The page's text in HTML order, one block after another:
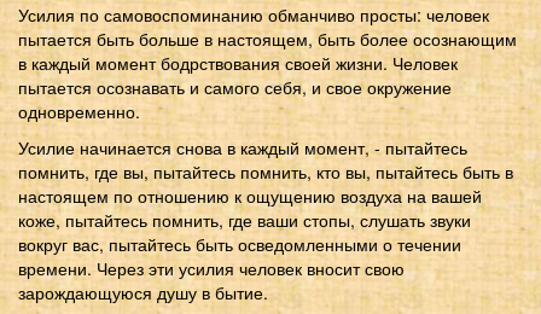
Усилия по самовоспоминанию обманчиво просты: человек
пытается быть больше в настоящем, быть более осознающим
в каждый момент бодрствования своей жизни. Человек
пытается осознавать и самого себя, и свое окружение
одновременно.
Усилие начинается снова в каждый момент, - пытайтесь
помнить, где вы, пытайтесь помнить, кто вы, пытайтесь быть в
настоящем по отношению к ощущению воздуха на вашей
коже, пытайтесь помнить, где ваши стопы, слушать звуки
вокруг вас, пытайтесь быть осведомленными о течении
времени. Через эти усилия человек вносит свою
зарождающуюся душу в бытие.